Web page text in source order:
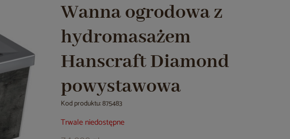
Wanna ogrodowa z
hydromasażem
Hanscraft Diamond
powystawowa
Kod produktu: 875483
Trwale niedostępne